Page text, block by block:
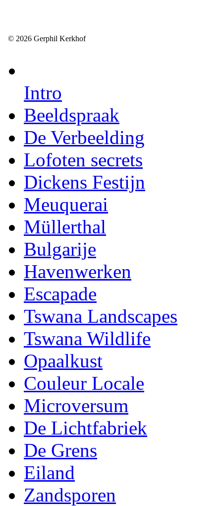
© 2026 Gerphil Kerkhof
Intro
Beeldspraak
De Verbeelding
Lofoten secrets
Dickens Festijn
Meuquerai
Müllerthal
Bulgarije
Havenwerken
Escapade
Tswana Landscapes
Tswana Wildlife
Opaalkust
Couleur Locale
Microversum
De Lichtfabriek
De Grens
Eiland
Zandsporen